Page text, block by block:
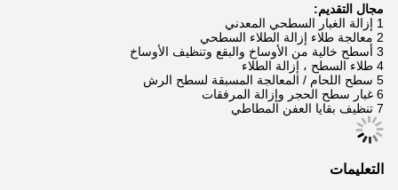
مجال التقديم:
1 إزالة الغبار السطحي المعدني
2 معالجة طلاء إزالة الطلاء السطحي
3 أسطح خالية من الأوساخ والبقع وتنظيف الأوساخ
4 طلاء السطح ، إزالة الطلاء
5 سطح اللحام / المعالجة المسبقة لسطح الرش
6 غبار سطح الحجر وإزالة المرفقات
7 تنظيف بقايا العفن المطاطي
التعليمات